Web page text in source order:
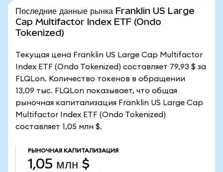
Последние данные рынка Franklin US Large
Cap Multifactor Index ETF (Ondo
Tokenized)
Текущая цена Franklin US Large Cap Multifactor
Index ETF (Ondo Tokenized) составляет 79,93 $ за
FLQLon. Количество токенов в обращении
13,09 тыс. FLQLon показывает, что общая
рыночная капитализация Franklin US Large Cap
Multifactor Index ETF (Ondo Tokenized)
составляет 1,05 млн $.
РЫНОЧНАЯ КАПИТАЛИЗАЦИЯ
1,05 млн $